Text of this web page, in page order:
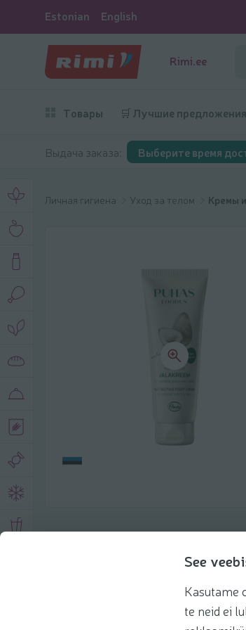
See
Kasutame
te neid ei
Estonian English
Rimi.ee
Товары 🛒 Лучшие предложения
Выдача заказа: Выберите время
Личная гигиена Уход за телом Кремы